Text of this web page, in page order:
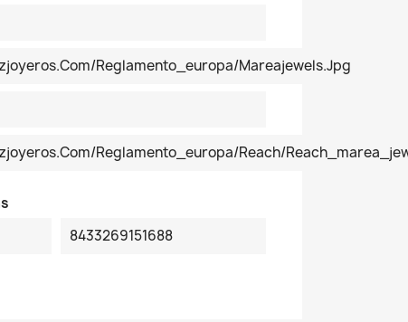
reglamento_europa/mareajewels.jpg
reglamento_europa/reach/
8433269151688